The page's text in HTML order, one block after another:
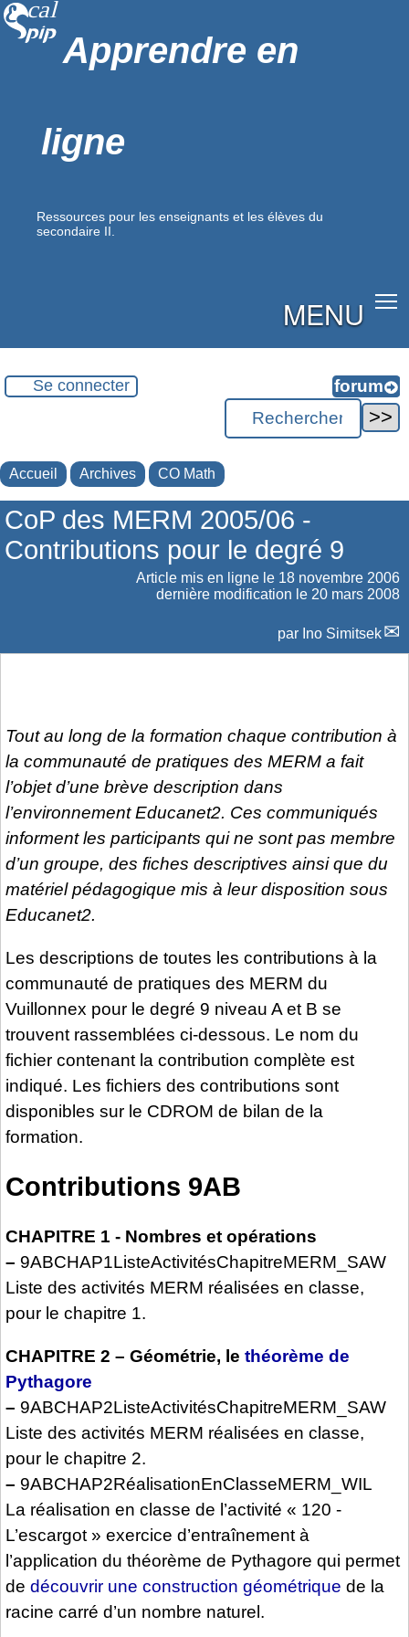
Apprendre en
ligne
Ressources pour les enseignants et les élèves du
secondaire II.
MENU
Se connecter
Accueil Archives CO Math
CoP des MERM 2005/06 -
Contributions pour le degré 9
Article mis en ligne le 18 novembre 2006
dernière modification le 20 mars 2008
par Ino Simitsek
Tout au long de la formation chaque contribution à
la communauté de pratiques des MERM a fait
l’objet d’une brève description dans
l’environnement Educanet2. Ces communiqués
informent les participants qui ne sont pas membre
d’un groupe, des fiches descriptives ainsi que du
matériel pédagogique mis à leur disposition sous
Educanet2.
Les descriptions de toutes les contributions à la
communauté de pratiques des MERM du
Vuillonnex pour le degré 9 niveau A et B se
trouvent rassemblées ci-dessous. Le nom du
fichier contenant la contribution complète est
indiqué. Les fichiers des contributions sont
disponibles sur le CDROM de bilan de la
formation.
Contributions 9AB
CHAPITRE 1 - Nombres et opérations
– 9ABCHAP1ListeActivitésChapitreMERM_SAW
Liste des activités MERM réalisées en classe,
pour le chapitre 1.
CHAPITRE 2 – Géométrie, le théorème de
Pythagore
– 9ABCHAP2ListeActivitésChapitreMERM_SAW
Liste des activités MERM réalisées en classe,
pour le chapitre 2.
– 9ABCHAP2RéalisationEnClasseMERM_WIL
La réalisation en classe de l’activité « 120 -
L’escargot » exercice d’entraînement à
l’application du théorème de Pythagore qui permet
de découvrir une construction géométrique de la
racine carré d’un nombre naturel.